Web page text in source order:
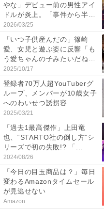
やな」デビュー前の男性アイ
ドルが炎上。「事件から半年
も...
2026/03/25
「いつ子供産んだの」篠崎
愛、女児と遊ぶ姿に反響「も
う愛ちゃんの子みたいだね」
「完...
2025/10/17
登録者70万人超YouTuberグ
ループ、メンバーが10歳女子
へのわいせつ誘拐容...
2025/03/21
「過去1最高傑作」上田竜
也、“STARTO社の倒し方”シ
リーズで初の失敗!? 「...
2024/08/26
「今日の目玉商品は？」毎日
変わるAmazonタイムセール
が見逃せない
Amazon